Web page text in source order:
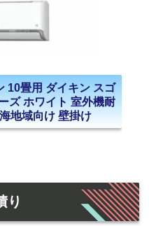
10畳用 ダイキン スゴ
ズ ホワイト 室外機耐
地域向け 壁掛け
り